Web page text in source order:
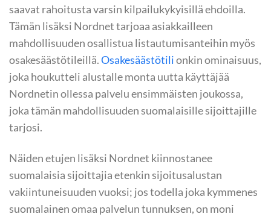
saavat rahoitusta varsin kilpailukykyisillä ehdoilla.
Tämän lisäksi Nordnet tarjoaa asiakkailleen
mahdollisuuden osallistua listautumisanteihin myös
osakesäästötileillä.Osakesäästötilionkin ominaisuus,
joka houkutteli alustalle monta uutta käyttäjää
Nordnetin ollessa palvelu ensimmäisten joukossa,
joka tämän mahdollisuuden suomalaisille sijoittajille
tarjosi.
Näiden etujen lisäksi Nordnet kiinnostanee
suomalaisia sijoittajia etenkin sijoitusalustan
vakiintuneisuuden vuoksi; jos todella joka kymmenes
suomalainen omaa palvelun tunnuksen, on moni